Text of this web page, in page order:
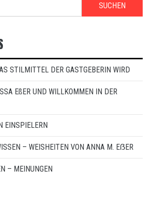
SUCHEN
STILMITTEL DER GASTGEBERIN WIRD
EßER UND WILLKOMMEN IN DER
EINSPIELERN
– WEISHEITEN VON ANNA M. EẞER
– MEINUNGEN